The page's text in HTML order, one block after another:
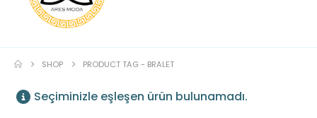
SHOP PRODUCT TAG - BRALET
Seçiminizle eşleşen ürün bulunamadı.